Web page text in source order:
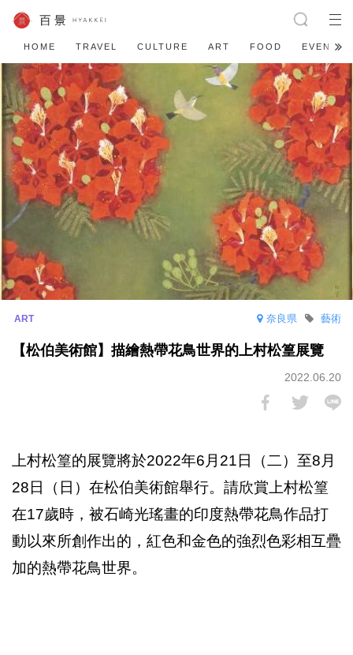
HOME TRAVEL CULTURE ART FOOD EVENT
奈良県 藝術
【松伯美術館】描繪熱帶花鳥世界的上村松篁展覽
2022.06.20
上村松篁的展覽將於2022年6月21日（二）至8月
28日（日）在松伯美術館舉行。請欣賞上村松篁
在17歲時，被石崎光瑤畫的印度熱帶花鳥作品打
動以來所創作出的，紅色和金色的強烈色彩相互疊
加的熱帶花鳥世界。